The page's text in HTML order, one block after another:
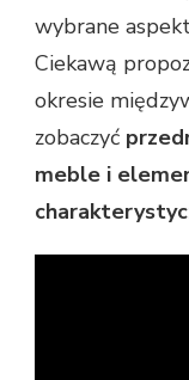
wybrane
Ciekawą
okresie
zobaczyć
meble i